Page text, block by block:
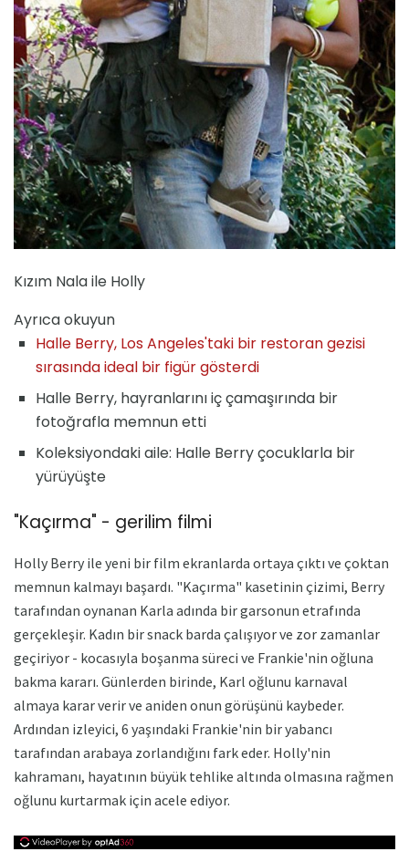
Kızım Nala ile Holly
Ayrıca okuyun
Halle Berry, Los Angeles'taki bir restoran gezisi
sırasında ideal bir figür gösterdi
Halle Berry, hayranlarını iç çamaşırında bir
fotoğrafla memnun etti
Koleksiyondaki aile: Halle Berry çocuklarla bir
yürüyüşte
"Kaçırma" - gerilim filmi
Holly Berry ile yeni bir film ekranlarda ortaya çıktı ve çoktan
memnun kalmayı başardı. "Kaçırma" kasetinin çizimi, Berry
tarafından oynanan Karla adında bir garsonun etrafında
gerçekleşir. Kadın bir snack barda çalışıyor ve zor zamanlar
geçiriyor - kocasıyla boşanma süreci ve Frankie'nin oğluna
bakma kararı. Günlerden birinde, Karl oğlunu karnaval
almaya karar verir ve aniden onun görüşünü kaybeder.
Ardından izleyici, 6 yaşındaki Frankie'nin bir yabancı
tarafından arabaya zorlandığını fark eder. Holly'nin
kahramanı, hayatının büyük tehlike altında olmasına rağmen
oğlunu kurtarmak için acele ediyor.